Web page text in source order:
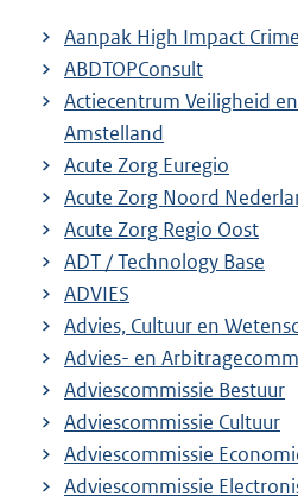
Aanpak High Impact
ABDTOPConsult
Actiecentrum Veiligheid
Amstelland
Acute Zorg Euregio
Acute Zorg Noord
Acute Zorg Regio Oost
ADT / Technology Base
ADVIES
Advies, Cultuur en
Advies- en
Adviescommissie Bestuur
Adviescommissie Cultuur
Adviescommissie
Adviescommissie